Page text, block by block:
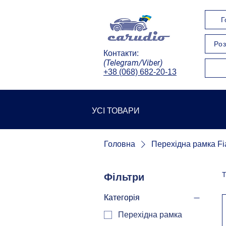
Контакти:
(Telegram/Viber)
+38 (068) 682-20-13
УСІ ТОВАРИ
Головна Перехідна рамка
Фільтри
Категорія
Перехідна рамка